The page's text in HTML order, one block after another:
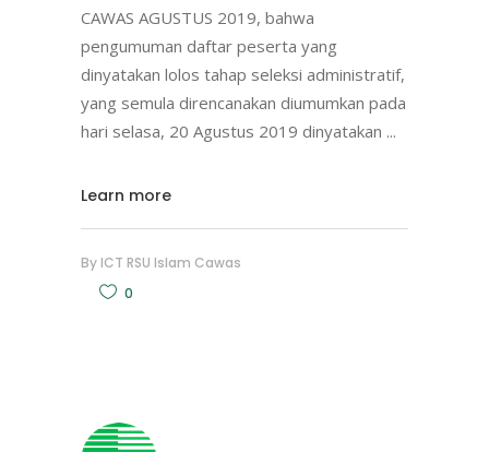
CAWAS AGUSTUS 2019, bahwa
pengumuman daftar peserta yang
dinyatakan lolos tahap seleksi administratif,
yang semula direncanakan diumumkan pada
hari selasa, 20 Agustus 2019 dinyatakan
Learn more
By ICT RSU Islam Cawas
0